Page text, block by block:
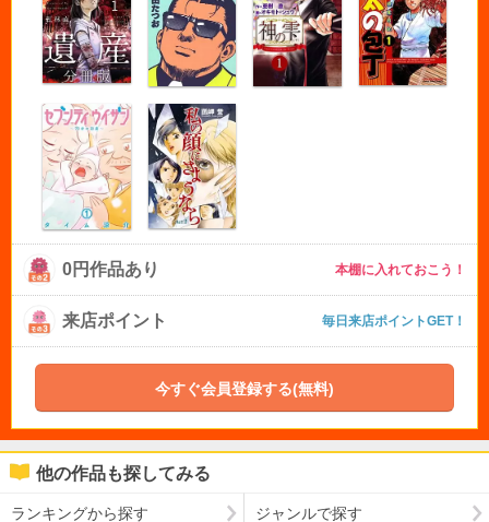
0円作品あり 本棚に入れておこう！
来店ポイント 毎日来店ポイントGET！
今すぐ会員登録する(無料)
他の作品も探してみる
ランキングから探す ジャンルで探す